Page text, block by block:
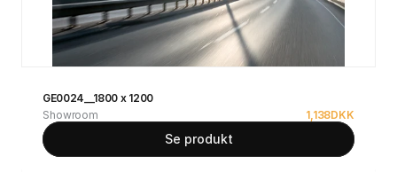
GE0024__1800 x 1200
Showroom
1,138DKK
Se produkt